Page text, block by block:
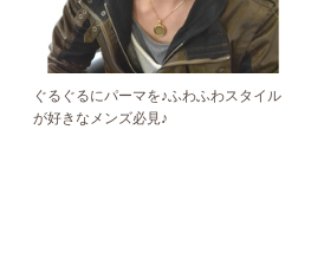
ぐるぐるにパーマを♪ふわふわスタイル
が好きなメンズ必見♪